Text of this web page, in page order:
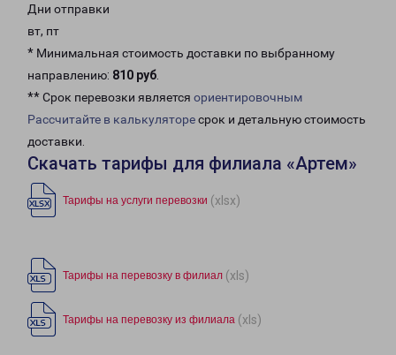
Дни отправки
вт, пт
* Минимальная стоимость доставки по выбранному
направлению: 810 руб.
** Срок перевозки является ориентировочным
Рассчитайте в калькуляторесрок и детальную стоимость
доставки.
Скачать тарифы для филиала «Артем»
Тарифы на услуги перевозки (xlsx)
Тарифы на перевозку в филиал (xls)
Тарифы на перевозку из филиала (xls)